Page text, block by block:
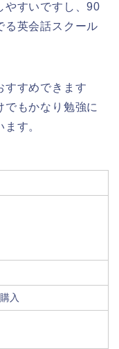
やすいですし、90
る英会話スクール
すすめできます
でもかなり勉強に
す。
入